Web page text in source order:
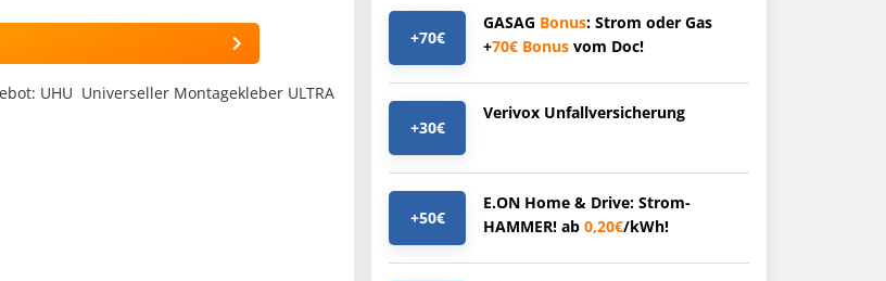
UHU Universeller Montagekleber ULTRA
+70€
GASAG Bonus: Strom oder Gas
+70€ Bonus vom Doc!
+30€
Verivox Unfallversicherung
+50€
E.ON Home & Drive: Strom-
HAMMER! ab 0,20€/kWh!